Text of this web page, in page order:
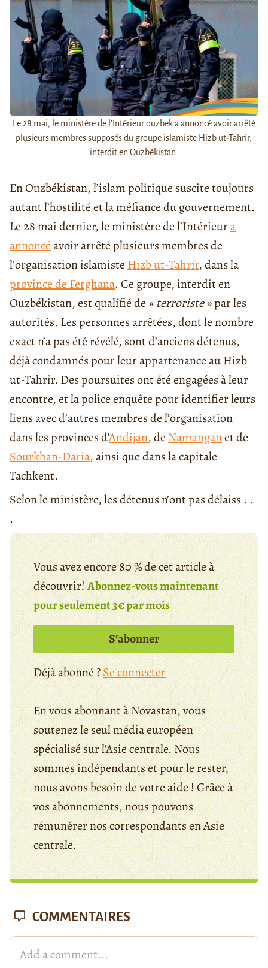
Le 28 mai, le ministère de l'Intérieur ouzbek a annoncé avoir arrêté
plusieurs membres supposés du groupe islamiste Hizb ut-Tahrir,
interdit en Ouzbékistan.
En Ouzbékistan, l’islam politique suscite toujours
autant l’hostilité et la méfiance du gouvernement.
Le 28 mai dernier, le ministère de l’Intérieura
annoncéavoir arrêté plusieurs membres de
l’organisation islamisteHizb ut-Tahrir, dans la
province de Ferghana. Ce groupe, interdit en
Ouzbékistan, est qualifié de « terroriste »par les
autorités. Les personnes arrêtées, dont le nombre
exact n’a pas été révélé, sont d’anciens détenus,
déjà condamnés pour leur appartenance au Hizb
ut-Tahrir. Des poursuites ont été engagées à leur
encontre, et la police enquête pour identifier leurs
liens avec d’autres membres de l’organisation
dans les provinces d’Andijan, deNamanganet de
Sourkhan-Daria, ainsi que dans la capitale
Tachkent.
Selon le ministère, les détenus n’ont pas délaiss . .
.
Vous avez encore 80 % de cet article à
découvrir!Abonnez-vous maintenant
pour seulement 3€ par mois
S’abonner
Déjà abonné ?Se connecter
En vous abonnant à Novastan, vous
soutenez le seul média européen
spécialisé sur l'Asie centrale. Nous
sommes indépendants et pour le rester,
nous avons besoin de votre aide ! Grâce à
vos abonnements, nous pouvons
rémunérer nos correspondants en Asie
centrale.
COMMENTAIRES